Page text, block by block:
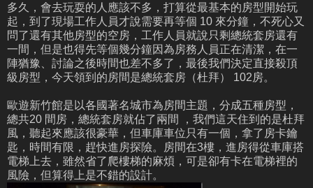
多久，會去玩耍的人應該不多，打算從最基本的房型開始玩
起，到了現場工作人員才說需要再等個 10 來分鐘，不死心又
問了還有其他房型的空房，工作人員就說只剩總統套房還有
一間，但是也得先等個幾分鐘因為房務人員正在清潔，在一
陣猶豫、討論之後時間也差不多了，最後我們決定直接殺頂
級房型，今天領到的房間是總統套房（杜拜） 102房。
歐遊新竹館是以各國著名城市為房間主題，分成五種房型，
總共20 間房，總統套房就佔了兩間 ，我們這天住到的是杜拜
風，聽起來應該很豪華，但車庫車位只有一個，拿了房卡鑰
匙，時間有限，趕快進房探險。房間在3樓，進房得從車庫搭
電梯上去，雖然省了爬樓梯的麻煩，可是卻有卡在電梯裡的
風險，但算得上是不錯的設計。